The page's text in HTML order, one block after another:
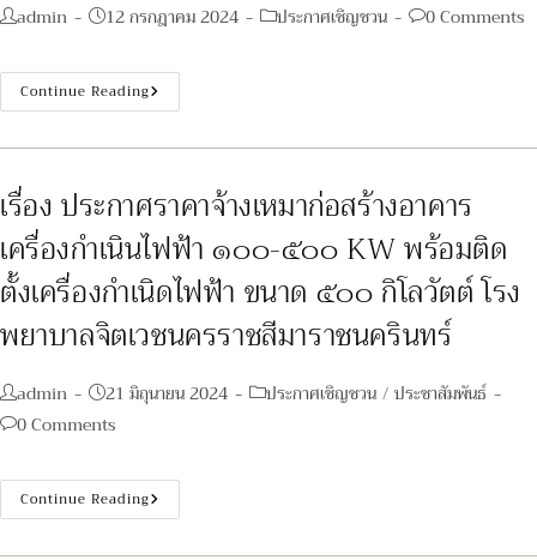
Postadmin
Post12 กรกฎาคม 2024
Postประกาศเชิญชวน
Post0 Comments
Continue Readingเรื่อง
ประกวด
ซื้อ
จำนวน
6
รายการ
ด้วย
วิธี
ประกวด
ราคา
อิเล็กทรอนิกส์
(e-
Bidding)
เรื่อง ประกาศราคาจ้างเหมาก่อสร้างอาคาร
เครื่องกำเนินไฟฟ้า ๑๐๐-๕๐๐ KW พร้อมติด
ตั้งเครื่องกำเนิดไฟฟ้า ขนาด ๕๐๐ กิโลวัตต์ โรง
พยาบาลจิตเวชนครราชสีมาราชนครินทร์
Post
author:
admin
Post
published:
21 มิถุนายน 2024
Postประกาศเชิญชวน / ประชาสัมพันธ์
Post0 Comments
Continue Readingเรื่อง
ประกาศ
จ้าง